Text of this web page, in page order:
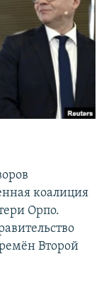
коалиция
Орпо.
Второй